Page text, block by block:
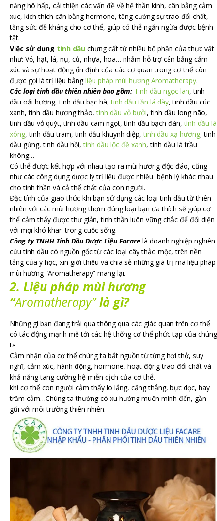
năng hô hấp, cải thiện các vấn đề về hệ thần kinh, cân bằng cảm
xúc, kích thích cân bằng hormone, tăng cường sự trao đổi chất,
tăng sức đề kháng cho cơ thể, giúp có thể ngăn ngừa được bệnh
tật.
Việc sử dụng tinh dầu chưng cất từ nhiều bộ phận của thực vật
như: Vỏ, hạt, lá, nụ, củ, nhựa, hoa… nhằm hỗ trợ cân bằng cảm
xúc và sự hoạt động ổn định của các cơ quan trong cơ thể còn
được gọi là trị liệu bằngliệu pháp mùi hương Aromatherapy.
Các loại tinh dầu thiên nhiên bao gồm: Tinh dầu ngọc lan, tinh
dầu oải hương, tinh dầu bạc hà,tinh dầu tần lá dày, tinh dầu cúc
xanh, tinh dầu hương thảo,tinh dầu vỏ bưởi, tinh dầu long não,
tinh dầu vỏ quýt, tinh dầu cam ngọt, tinh dầu bạch đàn,tinh dầu lá
xông, tinh dầu tram, tinh dầu khuynh diệp,tinh dầu xạ hương, tinh
dầu gừng, tinh dầu hồi,tinh dầu lộc đề xanh, tinh dầu lá trầu
không…
Có thể được kết hợp với nhau tạo ra mùi hương độc đáo, cũng
như các công dụng dược lý trị liệu được nhiều bệnh lý khác nhau
cho tinh thần và cả thể chất của con người.
Đặc tính của giao thức khi bạn sử dụng các loại tinh dầu từ thiên
nhiên với các mùi hương thơm đúng loại bạn ưa thích sẽ giúp cơ
thể cảm thấy được thư giản, tinh thần luôn vững chắc để đối diện
với mọi khó khan trong cuộc sống.
Công ty TNHH Tinh Dầu Dược Liệu Facare là doanh nghiệp nghiên
cứu tinh dầu có nguồn gốc từ các loại cây thảo mộc, trên nền
tảng của y học, xin giới thiệu và chia sẻ những giá trị mà liệu pháp
mùi hương “Aromatherapy” mang lại.
2. Liệu pháp mùi hương
“Aromatherapy”là gì?
Những gì bạn đang trải qua thông qua các giác quan trên cơ thể
có tác động mạnh mẽ tới các hệ thống cơ thể phức tạp của chúng
ta.
Cảm nhận của cơ thể chúng ta bắt nguồn từ từng hơi thở, suy
nghĩ, cảm xúc, hành động, hormone, hoạt động trao đổi chất và
khả năng tang cường hệ miễn dịch của cơ thể.
khi cơ thể con người cảm thấy lo lắng, căng thẳng, bực dọc, hay
trầm cảm…Chúng ta thường có xu hướng muốn mình đến, gần
gũi với môi trường thiên nhiên.